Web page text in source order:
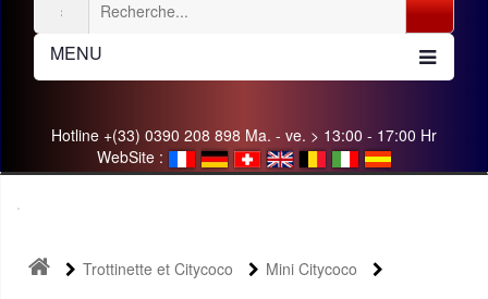
MENU
Hotline +(33) 0390 208 898 Ma. - ve. > 13:00 - 17:00 Hr
WebSite :
Trottinette et Citycoco
Mini Citycoco